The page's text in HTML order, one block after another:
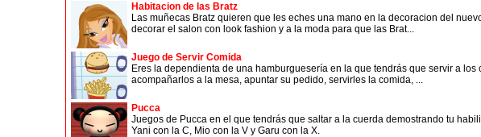
Habitacion de las Bratz
Las muñecas Bratz quieren que les eches una mano en la decoracion del
decorar el salon con look fashion y a la moda para que las Brat...
Juego de Servir Comida
Eres la dependienta de una hamburguesería en la que tendrás que servir a
acompañarlos a la mesa, apuntar su pedido, servirles la comida, ...
Pucca
Juegos de Pucca en el que tendrás que saltar a la cuerda demostrando tu
Yani con la C, Mio con la V y Garu con la X.